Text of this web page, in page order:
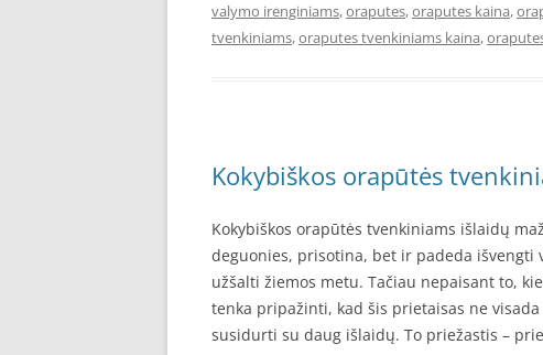
valymo irenginiams,oraputes,oraputes kaina,
tvenkiniams,oraputes tvenkiniams kaina,
Kokybiškos orapūtės
Kokybiškos orapūtės tvenkiniams išlaidų
deguonies, prisotina, bet ir padeda
užšalti žiemos metu. Tačiau nepaisant to,
tenka pripažinti, kad šis prietaisas ne
susidurti su daug išlaidų. To priežastis –